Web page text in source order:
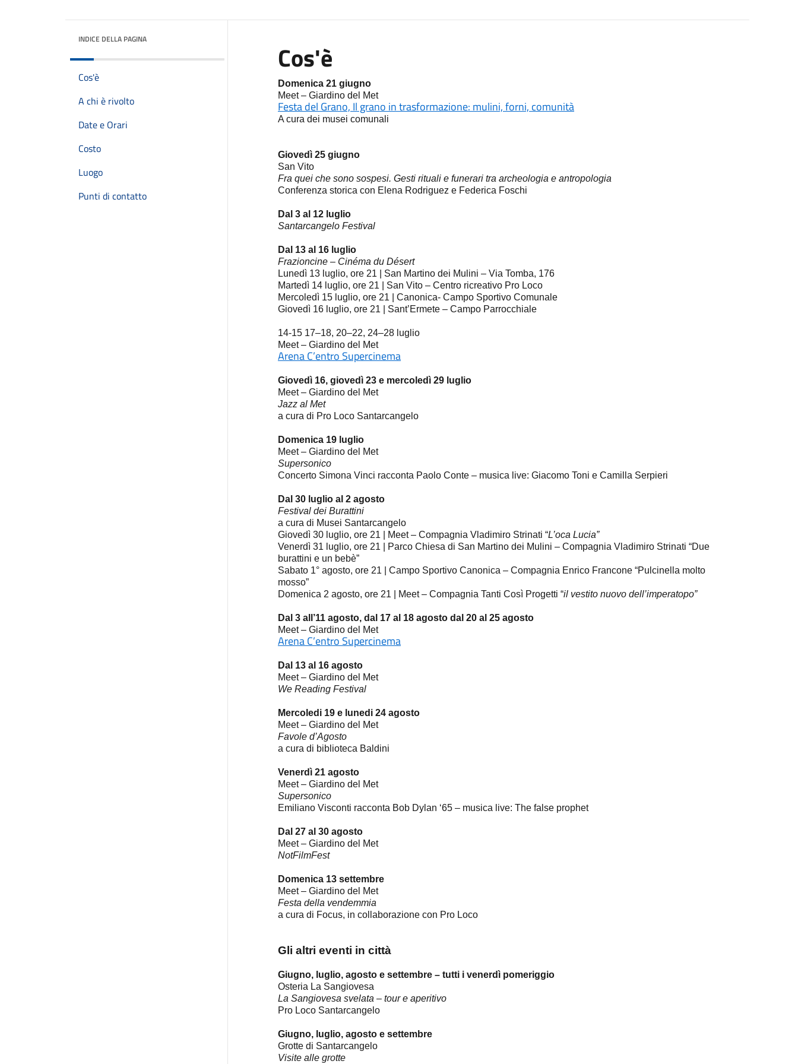
INDICE DELLA PAGINA
Cos'è
A chi è rivolto
Date e Orari
Costo
Luogo
Punti di contatto
Cos'è
Domenica 21 giugno
Meet – Giardino del Met
Festa del Grano, Il grano in trasformazione: mulini, forni, comunità
A cura dei musei comunali
Giovedì 25 giugno
San Vito
Fra quei che sono sospesi. Gesti rituali e funerari tra archeologia e antropologia
Conferenza storica con Elena Rodriguez e Federica Foschi
Dal 3 al 12 luglio
Santarcangelo Festival
Dal 13 al 16 luglio
Frazioncine – Cinéma du Désert
Lunedì 13 luglio, ore 21 | San Martino dei Mulini – Via Tomba, 176
Martedì 14 luglio, ore 21 | San Vito – Centro ricreativo Pro Loco
Mercoledì 15 luglio, ore 21 | Canonica- Campo Sportivo Comunale
Giovedì 16 luglio, ore 21 | Sant’Ermete – Campo Parrocchiale
14-15 17–18, 20–22, 24–28 luglio
Meet – Giardino del Met
Arena C’entro Supercinema
Giovedì 16, giovedì 23 e mercoledì 29 luglio
Meet – Giardino del Met
Jazz al Met
a cura di Pro Loco Santarcangelo
Domenica 19 luglio
Meet – Giardino del Met
Supersonico
Concerto Simona Vinci racconta Paolo Conte – musica live: Giacomo Toni e Camilla Serpieri
Dal 30 luglio al 2 agosto
Festival dei Burattini
a cura di Musei Santarcangelo
Giovedì 30 luglio, ore 21 |
Meet– Compagnia Vladimiro Strinati “L’oca Lucia”
Venerdì 31 luglio, ore 21 | Parco Chiesa di San Martino dei Mulini – Compagnia Vladimiro Strinati “Due
burattini e un bebè”
Sabato 1° agosto, ore 21 | Campo Sportivo Canonica – Compagnia Enrico Francone “Pulcinella molto
mosso”
Domenica 2 agosto, ore 21 |
Meet– Compagnia Tanti Così Progetti “il vestito nuovo dell’imperatopo”
Dal 3 all’11 agosto, dal 17 al 18 agosto dal 20 al 25 agosto
Meet – Giardino del Met
Arena C’entro Supercinema
Dal 13 al 16 agosto
Meet – Giardino del Met
We Reading Festival
Mercoledi 19 e lunedi 24 agosto
Meet – Giardino del Met
Favole d’Agosto
a cura di biblioteca Baldini
Venerdì 21 agosto
Meet – Giardino del Met
Supersonico
Emiliano Visconti racconta Bob Dylan ‘65 – musica live: The false prophet
Dal 27 al 30 agosto
Meet – Giardino del Met
NotFilmFest
Domenica 13 settembre
Meet – Giardino del Met
Festa della vendemmia
a cura di Focus, in collaborazione con Pro Loco
Gli altri eventi in città
Giugno, luglio, agosto e settembre – tutti i venerdì pomeriggio
Osteria La Sangiovesa
La Sangiovesa svelata – tour e aperitivo
Pro Loco Santarcangelo
Giugno, luglio, agosto e settembre
Grotte di Santarcangelo
Visite alle grotte